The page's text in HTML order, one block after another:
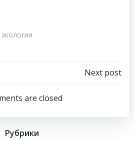
Навигация
по
записям
Next post
are closed
Рубрики